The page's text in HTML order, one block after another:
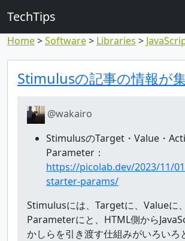
TechTips
Home Software Libraries
対象のコメ
トピックと対象コメン
Stimulusの記事の情報が
@wakairo
StimulusのTarget・Value・
Parameter：
https://picolab.dev/2023/11/
starter-params/
Stimulusには、Targetに、Valueに
Parameterにと、HTML側から
かしらを引き渡す仕組みがいろいろ